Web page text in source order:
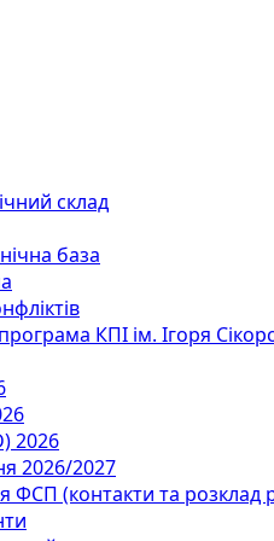
склад
база
КПІ ім. Ігоря
2026
2026/2027
ФСП (контакти та розклад